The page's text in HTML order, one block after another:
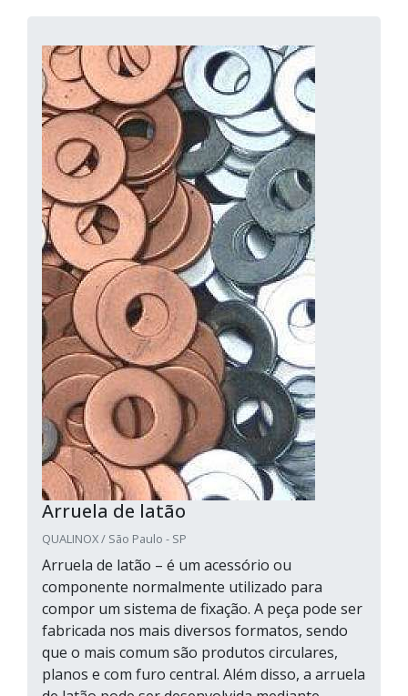
Arruela de latão
QUALINOX / São Paulo - SP
Arruela de latão – é um acessório ou
componente normalmente utilizado para
compor um sistema de fixação. A peça pode ser
fabricada nos mais diversos formatos, sendo
que o mais comum são produtos circulares,
planos e com furo central. Além disso, a arruela